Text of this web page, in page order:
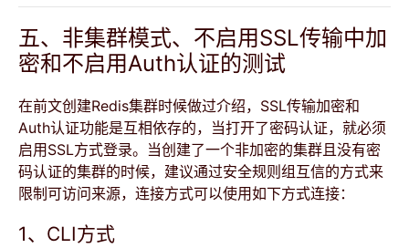
五、非集群模式、不启用SSL传输中加
密和不启用Auth认证的测试
在前文创建Redis集群时候做过介绍，SSL传输加密和
Auth认证功能是互相依存的，当打开了密码认证，就必须
启用SSL方式登录。当创建了一个非加密的集群且没有密
码认证的集群的时候，建议通过安全规则组互信的方式来
限制可访问来源，连接方式可以使用如下方式连接：
1、CLI方式